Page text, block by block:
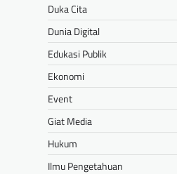
Duka Cita
Dunia Digital
Edukasi Publik
Ekonomi
Event
Giat Media
Hukum
Ilmu Pengetahuan